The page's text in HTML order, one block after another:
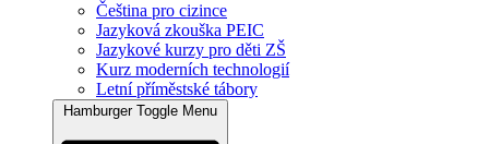
Čeština pro cizince
Jazyková zkouška PEIC
Jazykové kurzy pro děti ZŠ
Kurz moderních technologií
Letní příměstské tábory
Hamburger Toggle Menu